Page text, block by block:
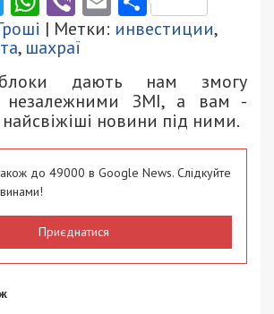
| Метки: инвестиции,
, шахраї
блоки дають нам змогу
незалежними ЗМІ, а вам -
новини під ними.
до 49000 в Google News. Слідкуйте
Приєднатися